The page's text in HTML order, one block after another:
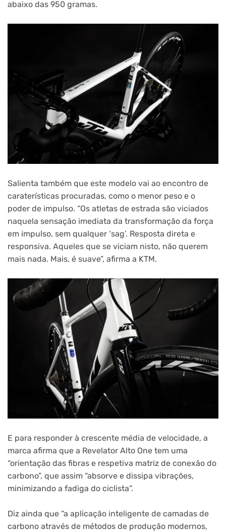
abaixo das 950 gramas.
Salienta também que este modelo vai ao encontro de
caraterísticas procuradas, como o menor peso e o
poder de impulso. “Os atletas de estrada são viciados
naquela sensação imediata da transformação da força
em impulso, sem qualquer ‘sag’. Resposta direta e
responsiva. Aqueles que se viciam nisto, não querem
mais nada. Mais, é suave”, afirma a KTM.
E para responder à crescente média de velocidade, a
marca afirma que a Revelator Alto One tem uma
“orientação das fibras e respetiva matriz de conexão do
carbono”, que assim “absorve e dissipa vibrações,
minimizando a fadiga do ciclista”.
Diz ainda que “a aplicação inteligente de camadas de
carbono através de métodos de produção modernos,